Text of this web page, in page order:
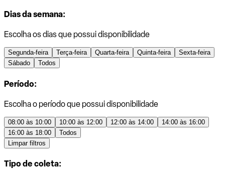
Dias da semana:
Escolha os dias que possui disponibilidade
Segunda-feira Terça-feira Quarta-feira Quinta-feira
Sexta-feira
Sábado
Todos
Período:
Escolha o período que possui disponibilidade
08:00 às 10:00 10:00 às 12:00 12:00 às 14:00
14:00 às 16:00
16:00 às 18:00
Todos
Limpar filtros
Tipo de coleta: